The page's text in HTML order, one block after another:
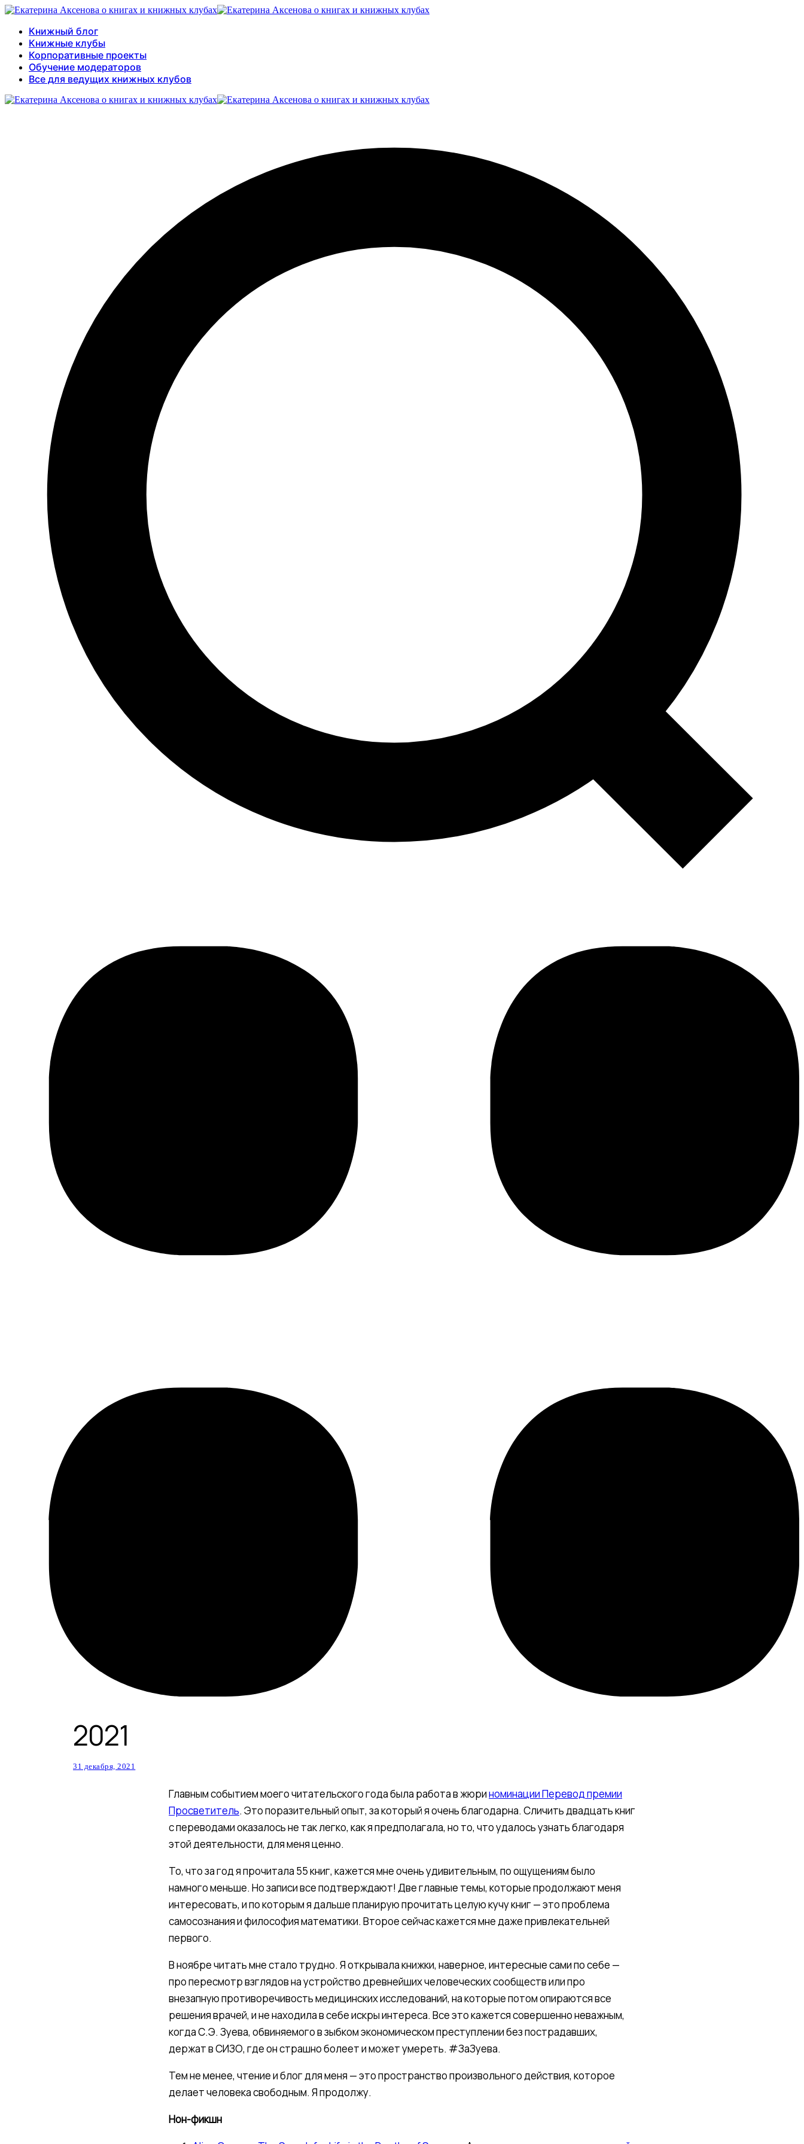
Книжный блог
Книжные клубы
Корпоративные проекты
Обучение модераторов
Все для ведущих книжных клубов
2021
31 декабря, 2021
Главным событием моего читательского года была работа в жюриноминации Перевод премии
Просветитель. Это поразительный опыт, за который я очень благодарна. Сличить двадцать книг
с переводами оказалось не так легко, как я предполагала, но то, что удалось узнать благодаря
этой деятельности, для меня ценно.
То, что за год я прочитала 55 книг, кажется мне очень удивительным, по ощущениям было
намного меньше. Но записи все подтверждают! Две главные темы, которые продолжают меня
интересовать, и по которым я дальше планирую прочитать целую кучу книг — это проблема
самосознания и философия математики. Второе сейчас кажется мне даже привлекательней
первого.
В ноябре читать мне стало трудно. Я открывала книжки, наверное, интересные сами по себе —
про пересмотр взглядов на устройство древнейших человеческих сообществ или про
внезапную противоречивость медицинских исследований, на которые потом опираются все
решения врачей, и не находила в себе искры интереса. Все это кажется совершенно неважным,
когда С.Э. Зуева, обвиняемого в зыбком экономическом преступлении без пострадавших,
держат в СИЗО, где он страшно болеет и может умереть. #ЗаЗуева.
Тем не менее, чтение и блог для меня — это пространство произвольного действия, которое
делает человека свободным. Я продолжу.
Нон-фикшн